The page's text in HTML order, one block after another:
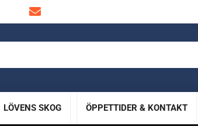
LÖVENS SKOG ÖPPETTIDER & KONTAKT